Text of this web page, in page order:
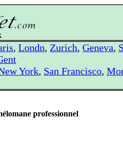
, Londn, Zurich, Geneva,
York, San Francisco,
professionnel